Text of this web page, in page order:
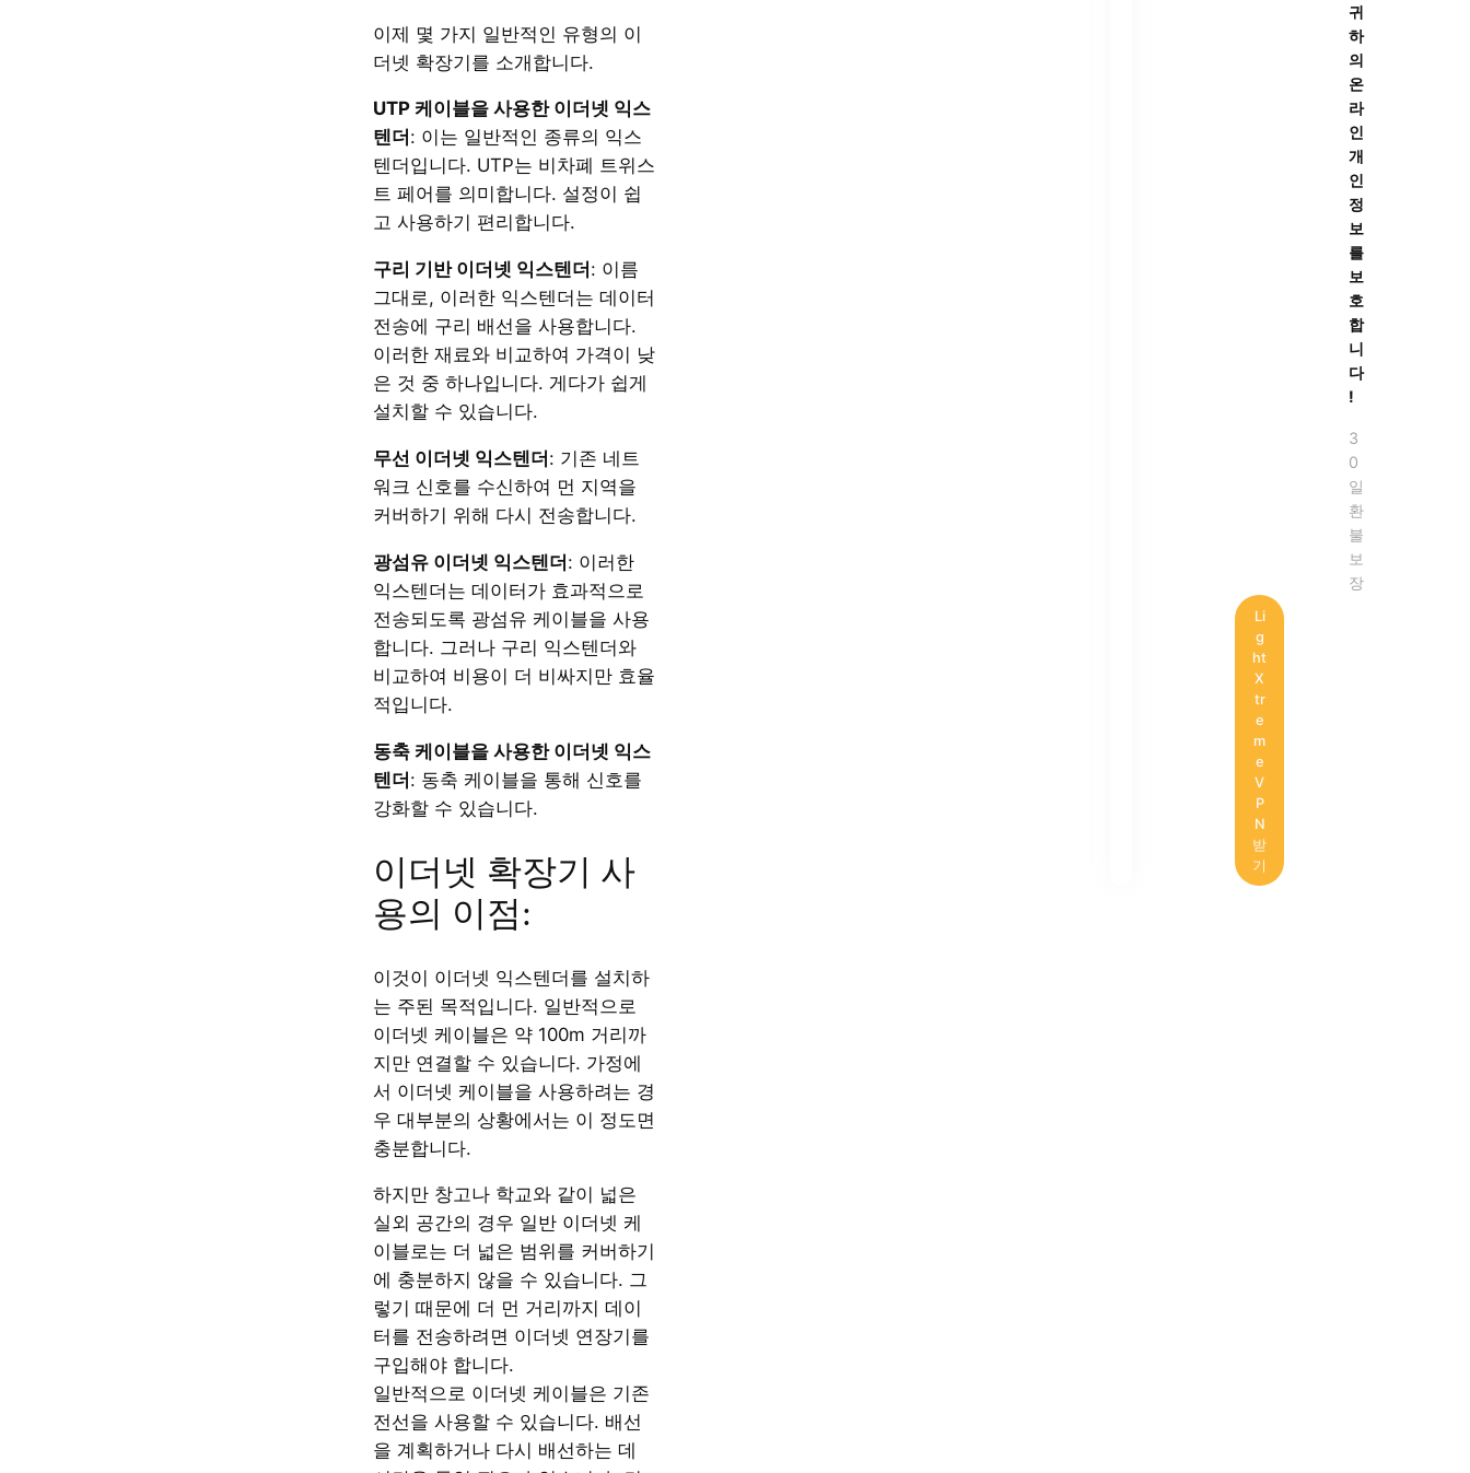
이제 몇 가지 일반적인 유형의 이
더넷 확장기를 소개합니다.
UTP 케이블을 사용한 이더넷 익스
텐더 : 이는 일반적인 종류의 익스
텐더입니다. UTP는 비차폐 트위스
트 페어를 의미합니다. 설정이 쉽
고 사용하기 편리합니다.
구리 기반 이더넷 익스텐더 : 이름
그대로, 이러한 익스텐더는 데이터
전송에 구리 배선을 사용합니다.
이러한 재료와 비교하여 가격이 낮
은 것 중 하나입니다. 게다가 쉽게
설치할 수 있습니다.
무선 이더넷 익스텐더: 기존 네트
워크 신호를 수신하여 먼 지역을
커버하기 위해 다시 전송합니다.
광섬유 이더넷 익스텐더: 이러한
익스텐더는 데이터가 효과적으로
전송되도록 광섬유 케이블을 사용
합니다. 그러나 구리 익스텐더와
비교하여 비용이 더 비싸지만 효율
적입니다.
동축 케이블을 사용한 이더넷 익스
텐더: 동축 케이블을 통해 신호를
강화할 수 있습니다.
이더넷 확장기 사
용의 이점:
이것이 이더넷 익스텐더를 설치하
는 주된 목적입니다. 일반적으로
이더넷 케이블은 약 100m 거리까
지만 연결할 수 있습니다. 가정에
서 이더넷 케이블을 사용하려는 경
우 대부분의 상황에서는 이 정도면
충분합니다.
하지만 창고나 학교와 같이 넓은
실외 공간의 경우 일반 이더넷 케
이블로는 더 넓은 범위를 커버하기
에 충분하지 않을 수 있습니다. 그
렇기 때문에 더 먼 거리까지 데이
터를 전송하려면 이더넷 연장기를
구입해야 합니다.
일반적으로 이더넷 케이블은 기존
전선을 사용할 수 있습니다. 배선
을 계획하거나 다시 배선하는 데
귀
하
의
온
라
인
개
인
정
보
를
보
호
합
니
다
!
3
0
일
환
불
보
장
Li
g
ht
X
tr
e
m
e
V
P
N
받
기